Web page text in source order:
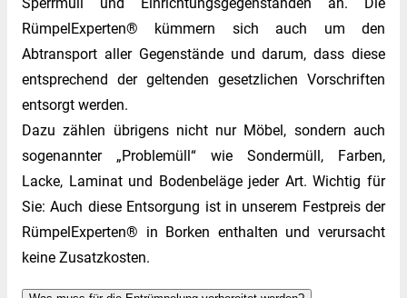
RümpelExperten® kümmern sich auch um den
Abtransport aller Gegenstände und darum, dass diese
entsprechend der geltenden gesetzlichen Vorschriften
entsorgt werden.
Dazu zählen übrigens nicht nur Möbel, sondern auch
sogenannter „Problemüll“ wie Sondermüll, Farben,
Lacke, Laminat und Bodenbeläge jeder Art. Wichtig für
Sie: Auch diese Entsorgung ist in unserem Festpreis der
RümpelExperten® in Borken enthalten und verursacht
keine Zusatzkosten.